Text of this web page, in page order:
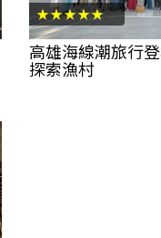
★★★★★
高雄海線潮旅行
探索漁村